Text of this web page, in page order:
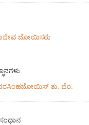
ಜೋಯಿಸರು
ತು. ವೆಂ.